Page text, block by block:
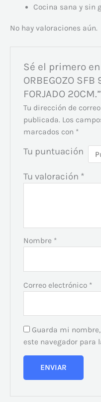
Cocina sana y sin
No hay valoraciones aún.
Sé el primero en
ORBEGOZO
FORJADO 20CM.”
Tu dirección de
publicada. Los
marcados con *
Tu puntuación
Tu valoración *
Nombre *
Correo electrónico *
Guarda mi
este navegador para